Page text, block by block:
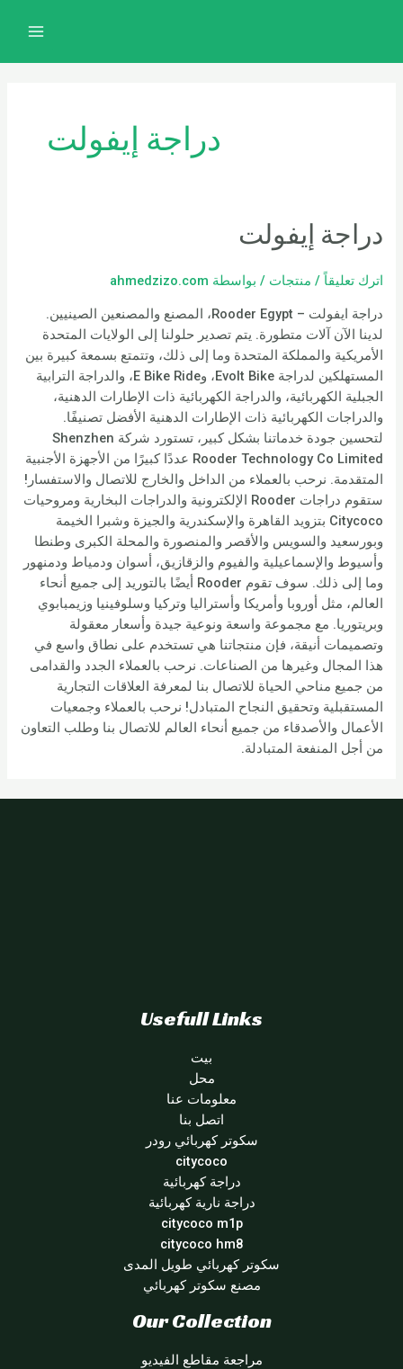
دراجة إيفولت
دراجة إيفولت
اترك تعليقاً / منتجات / بواسطة ahmedzizo.com
دراجة ايفولت – Rooder Egypt، المصنع والمصنعين الصينيين.
لدينا الآن آلات متطورة. يتم تصدير حلولنا إلى الولايات المتحدة
الأمريكية والمملكة المتحدة وما إلى ذلك، وتتمتع بسمعة كبيرة بين
المستهلكين لدراجة Evolt Bike، وE Bike Ride، والدراجة الترابية
الجبلية الكهربائية، والدراجة الكهربائية ذات الإطارات الدهنية،
والدراجات الكهربائية ذات الإطارات الدهنية الأفضل تصنيفًا.
لتحسين جودة خدماتنا بشكل كبير، تستورد شركة Shenzhen
Rooder Technology Co Limited عددًا كبيرًا من الأجهزة الأجنبية
المتقدمة. نرحب بالعملاء من الداخل والخارج للاتصال والاستفسار!
ستقوم دراجات Rooder الإلكترونية والدراجات البخارية ومروحيات
Citycoco بتزويد القاهرة والإسكندرية والجيزة وشبرا الخيمة
وبورسعيد والسويس والأقصر والمنصورة والمحلة الكبرى وطنطا
وأسيوط والإسماعيلية والفيوم والزقازيق، أسوان ودمياط ودمنهور
وما إلى ذلك. سوف تقوم Rooder أيضًا بالتوريد إلى جميع أنحاء
العالم، مثل أوروبا وأمريكا وأستراليا وتركيا وسلوفينيا وزيمبابوي
وبريتوريا. مع مجموعة واسعة ونوعية جيدة وأسعار معقولة
وتصميمات أنيقة، فإن منتجاتنا هي تستخدم على نطاق واسع في
هذا المجال وغيرها من الصناعات. نرحب بالعملاء الجدد والقدامى
من جميع مناحي الحياة للاتصال بنا لمعرفة العلاقات التجارية
المستقبلية وتحقيق النجاح المتبادل! نرحب بالعملاء وجمعيات
الأعمال والأصدقاء من جميع أنحاء العالم للاتصال بنا وطلب التعاون
من أجل المنفعة المتبادلة.
Usefull Links
بيت
محل
معلومات عنا
اتصل بنا
سكوتر كهربائي رودر
citycoco
دراجة كهربائية
دراجة نارية كهربائية
citycoco m1p
citycoco hm8
سكوتر كهربائي طويل المدى
مصنع سكوتر كهربائي
Our Collection
مراجعة مقاطع الفيديو